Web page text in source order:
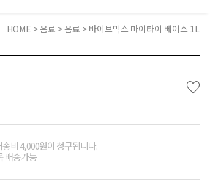
HOME >음료 >음료 > 바이브믹스 마이타이 베이스 1L
♡
비 4,000원이 청구됩니다.
배송가능